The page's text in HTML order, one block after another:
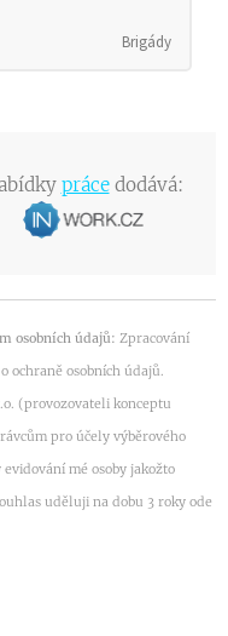
prácedodává:
osobních údajů: Zpracování
ochraně osobních údajů.
(provozovateli konceptu
pro účely výběrového
mé osoby jakožto
uděluji na dobu 3 roky ode